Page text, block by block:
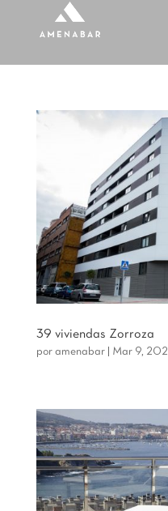
39 viviendas Zorroza
por amenabar| Mar 9, 2021